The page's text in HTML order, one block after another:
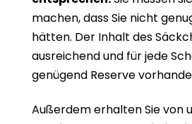
machen, dass Sie nicht
hätten. Der Inhalt des
ausreichend und für jede
genügend Reserve
Außerdem erhalten Sie von